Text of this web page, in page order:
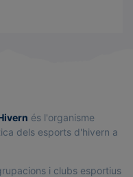
és l'organisme
dels esports d'hivern a
i clubs esportius